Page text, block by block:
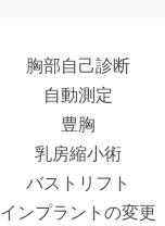
胸部自己診断
自動測定
豊胸
乳房縮小術
バストリフト
インプラントの変更